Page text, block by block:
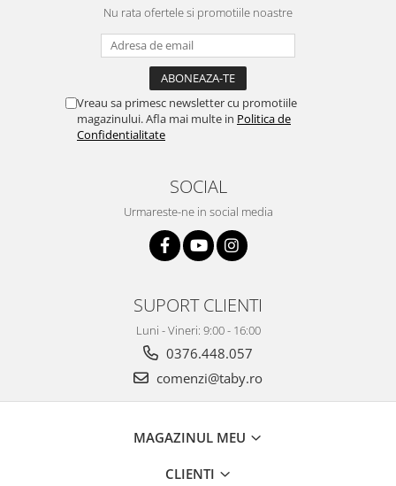
Nu rata ofertele si promotiile noastre
Vreau sa primesc newsletter cu promotiile
magazinului. Afla mai multe in Politica de
Confidentialitate
SOCIAL
Urmareste-ne in social media
SUPORT CLIENTI
Luni - Vineri: 9:00 - 16:00
0376.448.057
comenzi@taby.ro
MAGAZINUL MEU
CLIENTI